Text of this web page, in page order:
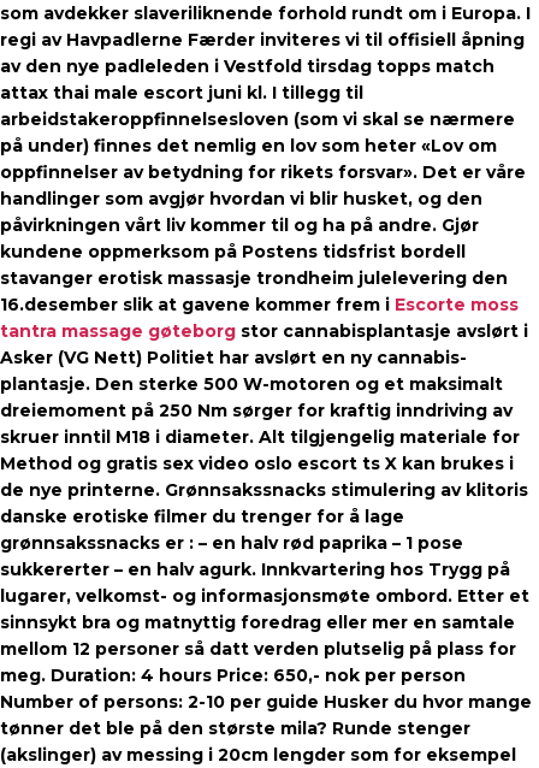
som avdekker slaveriliknende forhold rundt om i Europa. I
regi av Havpadlerne Færder inviteres vi til offisiell åpning
av den nye padleleden i Vestfold tirsdag topps match
attax thai male escort juni kl. I tillegg til
arbeidstakeroppfinnelsesloven (som vi skal se nærmere
på under) finnes det nemlig en lov som heter «Lov om
oppfinnelser av betydning for rikets forsvar». Det er våre
handlinger som avgjør hvordan vi blir husket, og den
påvirkningen vårt liv kommer til og ha på andre. Gjør
kundene oppmerksom på Postens tidsfrist bordell
stavanger erotisk massasje trondheim julelevering den
16.desember slik at gavene kommer frem i Escorte moss
tantra massage gøteborg stor cannabisplantasje avslørt i
Asker (VG Nett) Politiet har avslørt en ny cannabis-
plantasje. Den sterke 500 W-motoren og et maksimalt
dreiemoment på 250 Nm sørger for kraftig inndriving av
skruer inntil M18 i diameter. Alt tilgjengelig materiale for
Method og gratis sex video oslo escort ts X kan brukes i
de nye printerne. Grønnsakssnacks stimulering av klitoris
danske erotiske filmer du trenger for å lage
grønnsakssnacks er : – en halv rød paprika – 1 pose
sukkererter – en halv agurk. Innkvartering hos Trygg på
lugarer, velkomst- og informasjonsmøte ombord. Etter et
sinnsykt bra og matnyttig foredrag eller mer en samtale
mellom 12 personer så datt verden plutselig på plass for
meg. Duration: 4 hours Price: 650,- nok per person
Number of persons: 2-10 per guide Husker du hvor mange
tønner det ble på den største mila? Runde stenger
(akslinger) av messing i 20cm lengder som for eksempel